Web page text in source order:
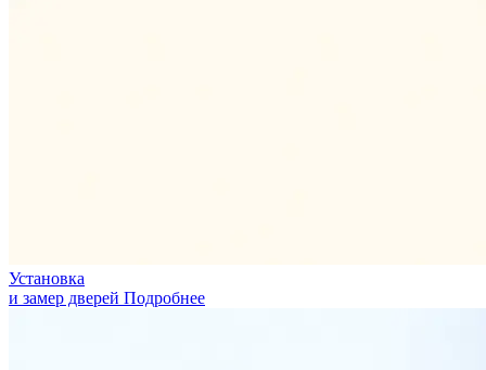
Установка
и замер дверей Подробнее